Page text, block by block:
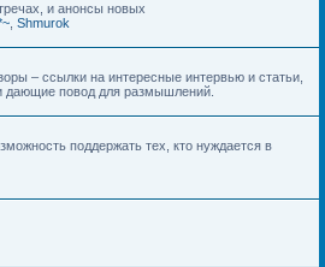
и анонсы новых
Shmurok
– ссылки на интересные интервью и статьи,
дающие повод для размышлений.
поддержать тех, кто нуждается в